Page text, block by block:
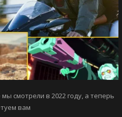
смотрели в 2022 году, а теперь
вам